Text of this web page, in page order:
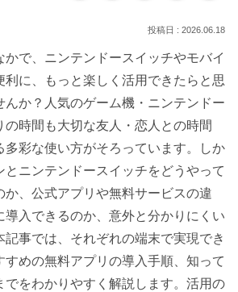
2026.06.18
かで、ニンテンドースイッチやモバイ
利に、もっと楽しく活用できたらと思
んか？人気のゲーム機・ニンテンドー
の時間も大切な友人・恋人との時間
多彩な使い方がそろっています。しか
とニンテンドースイッチをどうやって
か、公式アプリや無料サービスの違
導入できるのか、意外と分かりにくい
事では、それぞれの端末で実現でき
すめの無料アプリの導入手順、知って
でをわかりやすく解説します。活用の